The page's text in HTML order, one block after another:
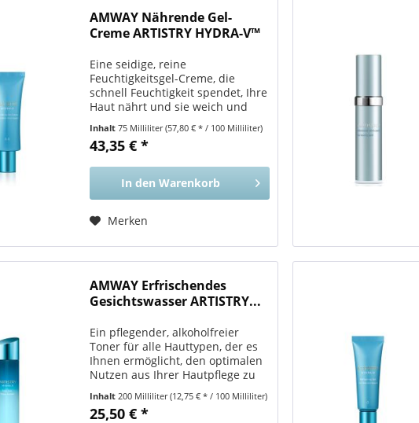
AMWAY Nährende Gel-
Creme ARTISTRY HYDRA-V™
Eine seidige, reine
Feuchtigkeitsgel-Creme, die
schnell Feuchtigkeit spendet, Ihre
Haut nährt und sie weich und
Vorteile für Sie Mit einer
mittelleichten Formel zieht sie
schnell in Ihre Haut ein , damit...
Inhalt75 Milliliter(57,80 € * / 100 Milliliter)
43,35 € *
In den Warenkorb
Merken
AMWAY Erfrischendes
Gesichtswasser ARTISTRY...
Ein pflegender, alkoholfreier
Toner für alle Hauttypen, der es
Ihnen ermöglicht, den optimalen
Nutzen aus Ihrer Hautpflege zu
werden die sanfte, schnell
einziehende Formel lieben , die
Inhalt200 Milliliter(12,75 € * / 100 Milliliter)
25,50 € *